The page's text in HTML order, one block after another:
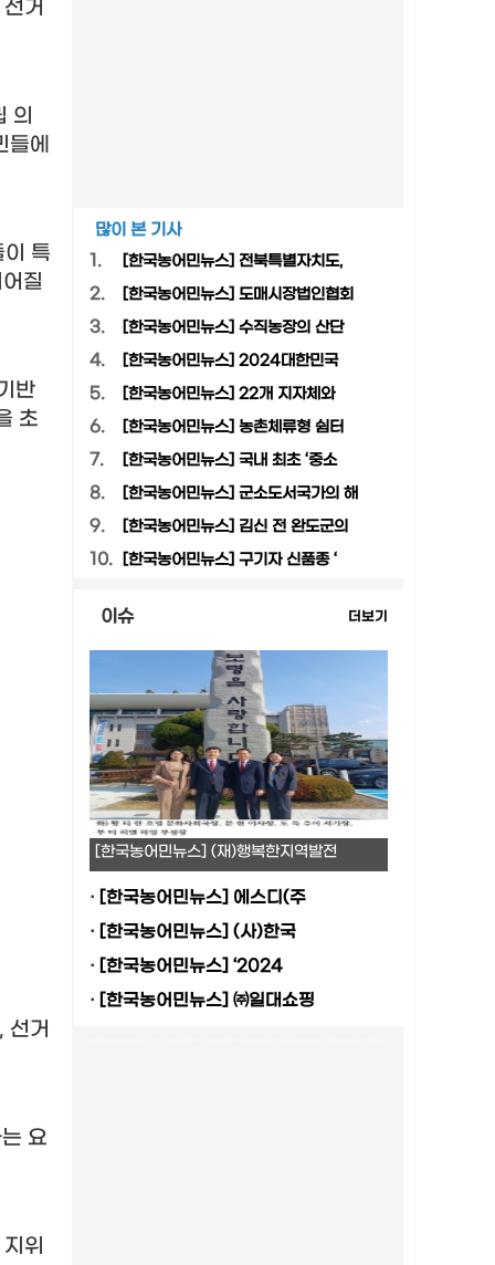
거
의
에
특
질
반
초
, 선거
요
위
많이 본 기사
1.
[한국농어민뉴스] 전북특별자치도,
2. [한국농어민뉴스] 도매시장법인협회
3. [한국농어민뉴스] 수직농장의 산단
4. [한국농어민뉴스] 2024대한민국
5. [한국농어민뉴스] 22개 지자체와
6. [한국농어민뉴스] 농촌체류형 쉼터
7. [한국농어민뉴스] 국내 최초 ‘중소
8. [한국농어민뉴스] 군소도서국가의 해
9. [한국농어민뉴스] 김신 전 완도군의
10. [한국농어민뉴스] 구기자 신품종 ‘
이슈 더보기
[한국농어민뉴스] (재)행복한지역발전
· [한국농어민뉴스] 에스디(주
· [한국농어민뉴스] (사)한국
· [한국농어민뉴스] ‘2024
· [한국농어민뉴스] ㈜일대쇼핑